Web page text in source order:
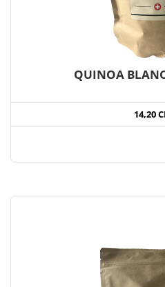
QUINOA
14,20